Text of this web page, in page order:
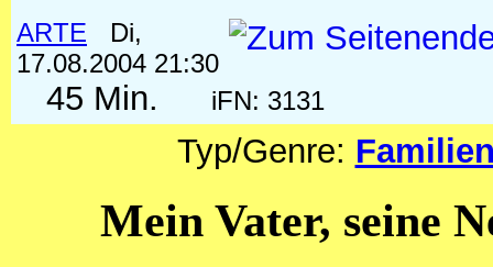
ARTE
Di,
17.08.2004 21:30
45 Min. iFN: 3131
Typ/Genre:
Mein Vater, seine